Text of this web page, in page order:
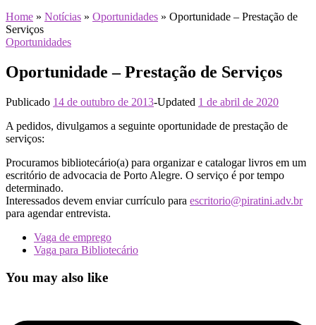
Home » Notícias » Oportunidades » Oportunidade – Prestação de
Serviços
Oportunidades
Oportunidade – Prestação de Serviços
Publicado 14 de outubro de 2013-Updated 1 de abril de 2020
A pedidos, divulgamos a seguinte oportunidade de prestação de
serviços:
Procuramos bibliotecário(a) para organizar e catalogar livros em um
escritório de advocacia de Porto Alegre. O serviço é por tempo
determinado.
Interessados devem enviar currículo para escritorio@piratini.adv.br
para agendar entrevista.
Vaga de emprego
Vaga para Bibliotecário
You may also like